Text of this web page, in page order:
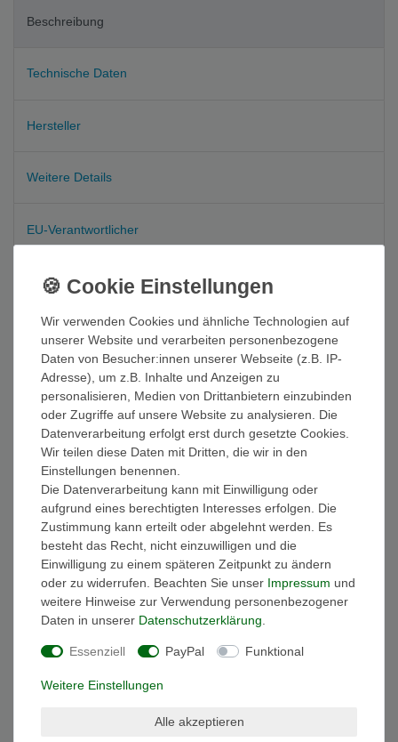
Beschreibung
Technische Daten
Hersteller
Weitere Details
EU-Verantwortlicher
CLEARWATER ist die sehr leichte und vielseitig einsetzbaren
Sandale aus dem Hause KEEN. Dank der bewährten KEEN
Passform fühlen Sie sich auf Anhieb wohl. Das
Schnellzugschnürsystem passt den Schuh individuell Ihren
Füssen an. Trotz des leichten Gewichts ist die CLEARWATER
Sandale sehr robust und bietet dank der mehrdirektionalen Sohle
und des Messerschnitt Profil den notwendigen Grip, auf jedem
Untergrund.
Farbe: Magnet/Black (Grau/Schwarz)
Modell: CLEARWATER - 1013107
Verschluss: Schnellschnürsystem
Schuhspitze: rund
Material Decksohle: Textil
Material Laufsohle: Abriebfeste Gummisohle
Obermaterial: Waschbares Leder
Innenmaterial: Mesh
Fußgewölbeunterstützung des Mittelfußes
TPU
-Stabilitätsplatte
Zehenschutz
Angaben zum Hersteller (EU-Produktsicherheitsverordnung,
Wir verwenden Cookies und ähnliche Technologien auf
unserer Website und verarbeiten personenbezogene
Daten von Besucher:innen unserer Webseite (z.B. IP-
Adresse), um z.B. Inhalte und Anzeigen zu
personalisieren, Medien von Drittanbietern einzubinden
oder Zugriffe auf unsere Website zu analysieren. Die
Datenverarbeitung erfolgt erst durch gesetzte Cookies.
Wir teilen diese Daten mit Dritten, die wir in den
Einstellungen benennen.
Die Datenverarbeitung kann mit Einwilligung oder
aufgrund eines berechtigten Interesses erfolgen. Die
Zustimmung kann erteilt oder abgelehnt werden. Es
besteht das Recht, nicht einzuwilligen und die
Einwilligung zu einem späteren Zeitpunkt zu ändern
oder zu widerrufen. Beachten Sie unser Impressum und
weitere Hinweise zur Verwendung personenbezogener
Daten in unserer Daten­schutz­erklärung
Essenziell PayPal Funktional
Weitere Einstellungen
Alle akzeptieren